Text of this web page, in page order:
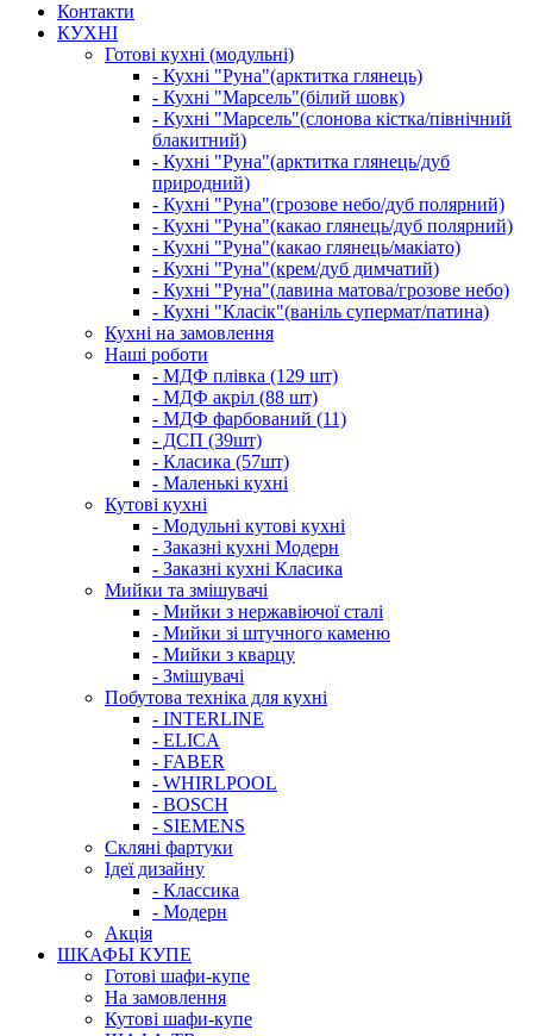
Контакти
КУХНІ
Готові кухні (модульні)
- Кухні "Руна"(арктитка глянець)
- Кухні "Марсель"(білий шовк)
- Кухні "Марсель"(слонова кістка/північний
блакитний)
- Кухні "Руна"(арктитка глянець/дуб
природний)
- Кухні "Руна"(грозове небо/дуб полярний)
- Кухні "Руна"(какао глянець/дуб полярний)
- Кухні "Руна"(какао глянець/макіато)
- Кухні "Руна"(крем/дуб димчатий)
- Кухні "Руна"(лавина матова/грозове небо)
- Кухні "Класік"(ваніль супермат/патина)
Кухні на замовлення
Наші роботи
- МДФ плівка (129 шт)
- МДФ акріл (88 шт)
- МДФ фарбований (11)
- ДСП (39шт)
- Класика (57шт)
- Маленькі кухні
Кутові кухні
- Модульні кутові кухні
- Заказні кухні Модерн
- Заказні кухні Класика
Мийки та змішувачі
- Мийки з нержавіючої сталі
- Мийки зі штучного каменю
- Мийки з кварцу
- Змішувачі
Побутова техніка для кухні
- INTERLINE
- ELICA
- FABER
- WHIRLPOOL
- BOSCH
- SIEMENS
Скляні фартуки
Ідеї дизайну
- Класcика
- Модерн
Акція
ШКАФЫ КУПЕ
Готові шафи-купе
На замовлення
Кутові шафи-купе